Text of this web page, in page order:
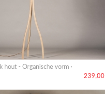
hout - Organische vorm ·
239,00